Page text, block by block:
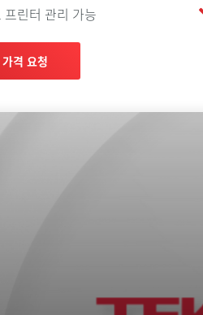
린터 관리 가능
가격 요청